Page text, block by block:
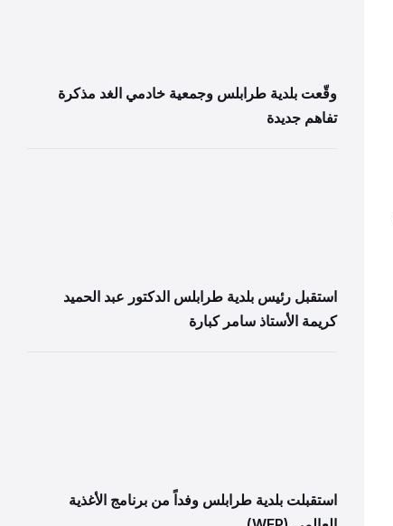
وقّعت بلدية طرابلس وجمعية خادمي الغد مذكرة
تفاهم جديدة
استقبل رئيس بلدية طرابلس الدكتور عبد الحميد
كريمة الأستاذ سامر كبارة
استقبلت بلدية طرابلس وفداً من برنامج الأغذية